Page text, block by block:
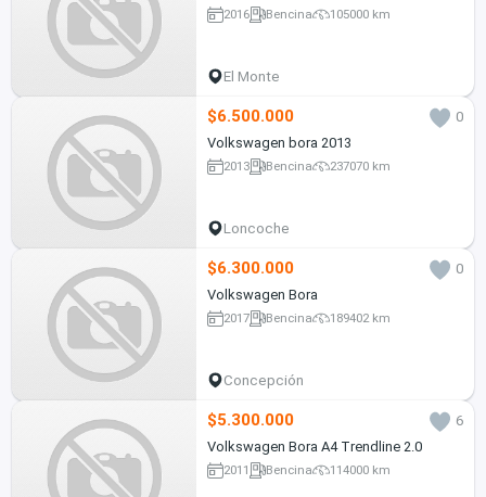
2016 Bencina 105000 km
El Monte
$6.500.000
0
Volkswagen bora 2013
2013 Bencina 237070 km
Loncoche
$6.300.000
0
Volkswagen Bora
2017 Bencina 189402 km
Concepción
$5.300.000
6
Volkswagen Bora A4 Trendline 2.0
2011 Bencina 114000 km